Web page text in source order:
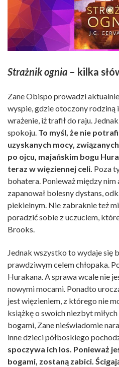
Strażnik ognia – kilka
Zane Obispo prowadzi
wyspie, gdzie otoczony rodziną
wrażenie, iż trafił do raju.
spokoju. To myśl, że nie
uzyskanych mocy,
po ojcu, majańskim bogu
teraz w więziennej celi. Poza
bohatera. Ponieważ między nim
zapanował bolesny dystans,
piekielnym. Nie zabraknie też
poradzić sobie z uczuciem,
Brooks.
Jednak wszystko to wydaje się
prawdziwym celem chłopaka.
Hurakana. A sprawa wcale nie
nowymi mocami. Ponadto
jest więzieniem, z którego nie
książkę o swoich niezbyt
bogami, Zane nieświadomie
inne dzieci półboskiego
spoczywa ich los. Ponieważ
bogami, zostaną zabici.